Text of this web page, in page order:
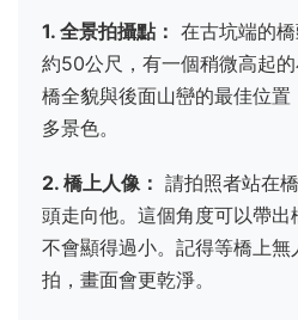
1. 全景拍攝點： 在古坑端的
約50公尺，有一個稍微高起
橋全貌與後面山巒的最佳位
多景色。
2. 橋上人像： 請拍照者站在
頭走向他。這個角度可以帶
不會顯得過小。記得等橋上
拍，畫面會更乾淨。